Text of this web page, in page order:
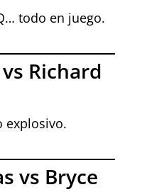
todo en juego.
Richard
explosivo.
vs Bryce